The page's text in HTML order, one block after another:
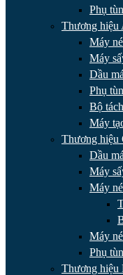
Phụ
Thương hiệu
Máy
Máy
Dầu
Phụ
Bộ
Máy
Thương hiệu
Dầu
Máy
Máy
Máy
Phụ
Thương hiệu